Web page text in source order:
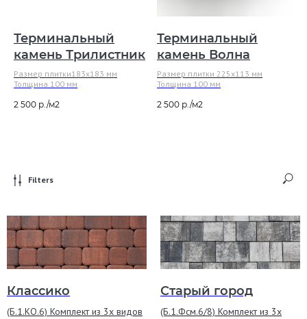
Терминальный
камень Трилистник​
Размер плитки183х183 мм
Толщина 100 мм
2 500 р.
Терминальный
камень Волна
Размер плитки 225х113 мм
Толщина 100 мм
2 500 р.
Filters
Классико
(Б.1.КО.6) Комплект из 3х видов
Старый город
(Б.1.Фсм.6/8) Комплект из 3х